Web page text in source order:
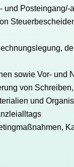
und Posteingang/-
sowie Vor- und
von
und